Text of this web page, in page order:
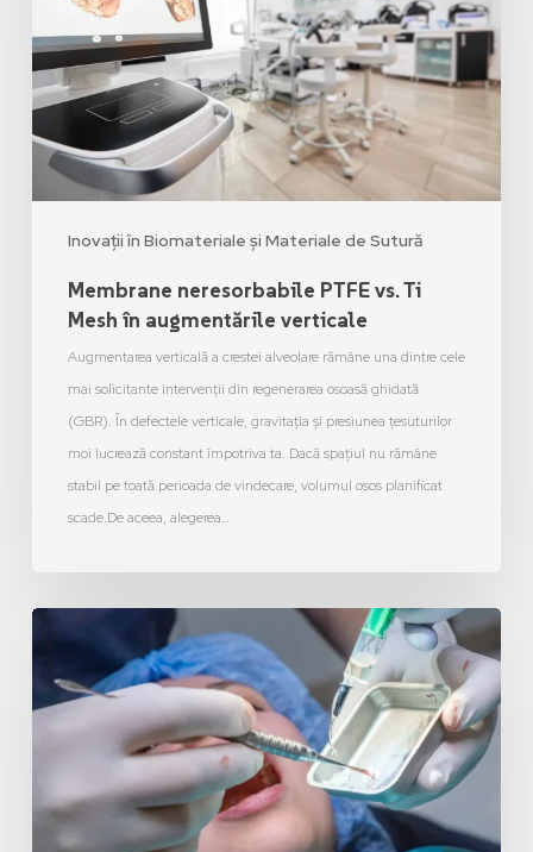
Inovații în Biomateriale și Materiale de Sutură
Membrane neresorbabile PTFE vs. Ti
Mesh în augmentările verticale
Augmentarea verticală a crestei alveolare rămâne una dintre cele
mai solicitante intervenții din regenerarea osoasă ghidată
(GBR). În defectele verticale, gravitația și presiunea țesuturilor
moi lucrează constant împotriva ta. Dacă spațiul nu rămâne
stabil pe toată perioada de vindecare, volumul osos planificat
scade.De aceea, alegerea…